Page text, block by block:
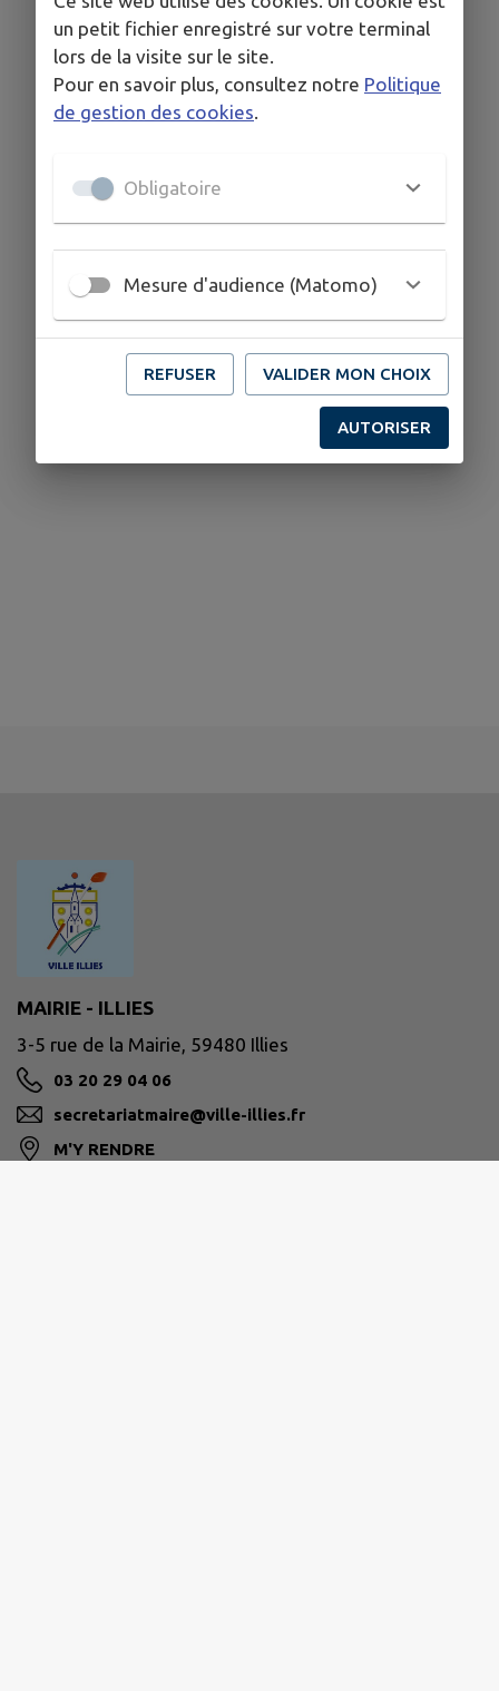
MAIRIE - ILLIES
3-5 rue de la Mairie, 59480 Illies
03 20 29 04 06
secretariatmaire@ville-illies.fr
M'Y RENDRE
un petit fichier enregistré sur votre terminal
lors de la visite sur le site.
Pour en savoir plus, consultez notre Politique
de gestion des cookies
Obligatoire
Mesure d'audience (Matomo)
REFUSER VALIDER MON CHOIX
AUTORISER